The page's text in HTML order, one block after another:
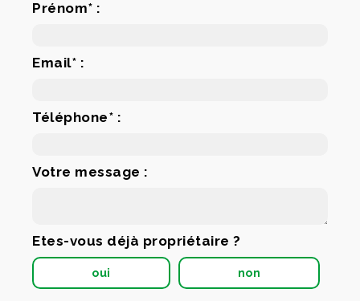
Prénom* :
Email* :
Téléphone* :
Votre message :
Etes-vous déjà propriétaire ?
oui non